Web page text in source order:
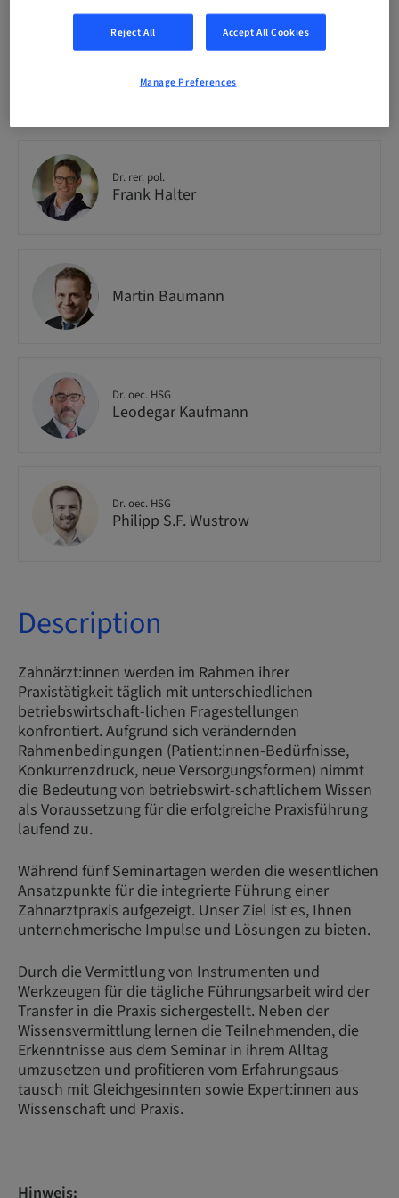
Tobias Wolf
Dr. rer. pol.
Frank Halter
Martin Baumann
Dr. oec. HSG
Leodegar Kaufmann
Dr. oec. HSG
Philipp S.F. Wustrow
Description
Zahnärzt:innen werden im Rahmen ihrer
Praxistätigkeit täglich mit unterschiedlichen
betriebswirtschaft-lichen Fragestellungen
konfrontiert. Aufgrund sich verändernden
Rahmenbedingungen (Patient:innen-Bedürfnisse,
Konkurrenzdruck, neue Versorgungsformen) nimmt
die Bedeutung von betriebswirt-schaftlichem Wissen
als Voraussetzung für die erfolgreiche Praxisführung
laufend zu.
Während fünf Seminartagen werden die wesentlichen
Ansatzpunkte für die integrierte Führung einer
Zahnarztpraxis aufgezeigt. Unser Ziel ist es, Ihnen
unternehmerische Impulse und Lösungen zu bieten.
Durch die Vermittlung von Instrumenten und
Werkzeugen für die tägliche Führungsarbeit wird der
Transfer in die Praxis sichergestellt. Neben der
Wissensvermittlung lernen die Teilnehmenden, die
Erkenntnisse aus dem Seminar in ihrem Alltag
umzusetzen und profitieren vom Erfahrungsaus-
tausch mit Gleichgesinnten sowie Expert:innen aus
Wissenschaft und Praxis.
Hinweis:
Reject All Accept All Cookies
Manage Preferences